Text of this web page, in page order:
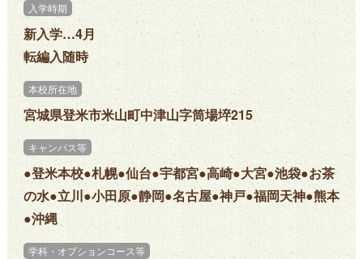
入学時期
新入学…4月
転編入随時
本校所在地
宮城県登米市米山町中津山字筒場埣215
キャンパス等
●登米本校●札幌●仙台●宇都宮●高崎●大宮●池袋●お茶
の水●立川●小田原●静岡●名古屋●神戸●福岡天神●熊本
●沖縄
学科・オプションコース等